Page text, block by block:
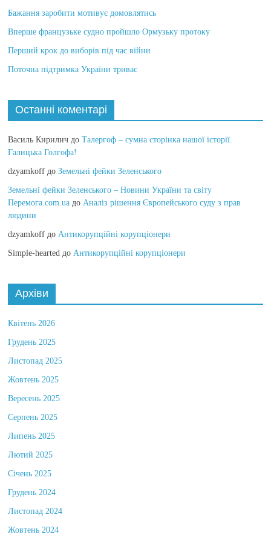
Бажання заробити мотивує домовлятись
Вперше французьке судно пройшло Ормузьку протоку
Перший крок до виборів під час війни
Поточна підтримка України триває
Останні коментарі
Василь Кирилич до Талергоф – сумна сторінка нашої історії.
Галицька Голгофа!
dzyamkoff доЗемельні фейки Зеленського
Земельні фейки Зеленського – Новини України та світу
Перемога.com.ua доАналіз рішення Європейського суду з прав
людини
dzyamkoff доАнтикорупційні корупціонери
Simple-hearted доАнтикорупційні корупціонери
Архіви
Квітень 2026
Грудень 2025
Листопад 2025
Жовтень 2025
Вересень 2025
Серпень 2025
Липень 2025
Лютий 2025
Січень 2025
Грудень 2024
Листопад 2024
Жовтень 2024